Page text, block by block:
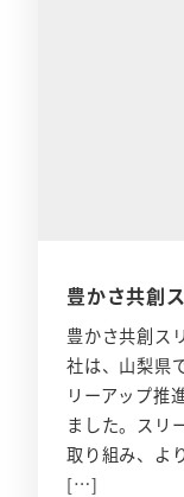
豊かさ共創
豊かさ共創ス
社は、山梨県
リーアップ推
ました。スリ
取り組み、よ
[…]